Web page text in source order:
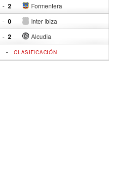
- Formentera
2
- Inter Ibiza
0
- Alcudia
2
-CLASIFICACIÓN